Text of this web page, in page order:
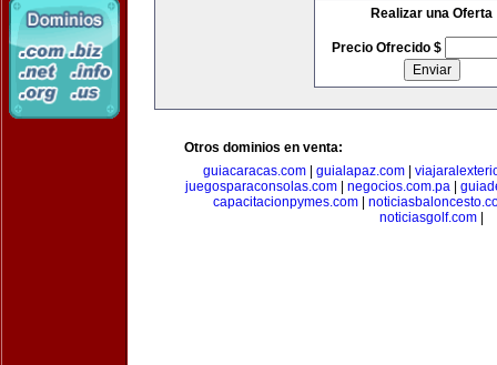
Realizar una Oferta
Precio Ofrecido $
Otros dominios en venta:
guiacaracas.com
guialapaz.com
juegosparaconsolas.com| negocios.com.pa|
capacitacionpymes.com|
noticiasgolf.com